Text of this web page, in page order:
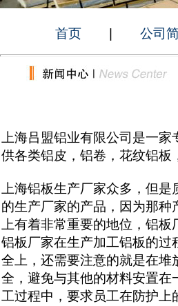
上海吕盟铝业有限公司是一
供各类铝皮，铝卷，花纹铝
上海铝板生产厂家众多，但
的生产厂家的产品，因为那
上有着非常重要的地位，铝
铝板厂家在生产加工铝板的
全上，还需要注意的就是在
全，避免与其他的材料安置
工过程中，要求员工在防护
首页 公司